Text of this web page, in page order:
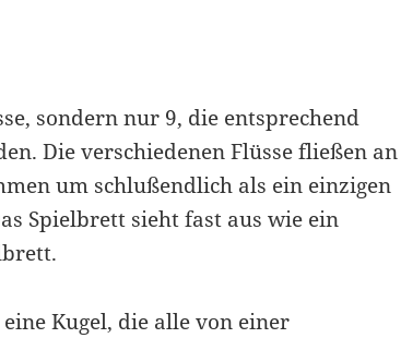
sondern nur 9, die entsprechend
Die verschiedenen Flüsse fließen an
um schlußendlich als ein einzigen
Spielbrett sieht fast aus wie ein
Kugel, die alle von einer